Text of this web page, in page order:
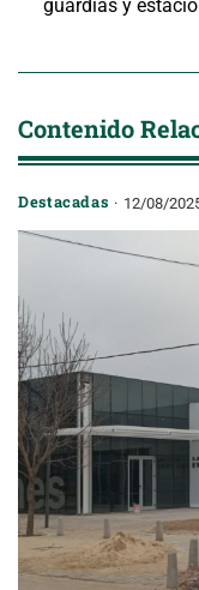
guardias y
Contenido
Destacadas 12/08/